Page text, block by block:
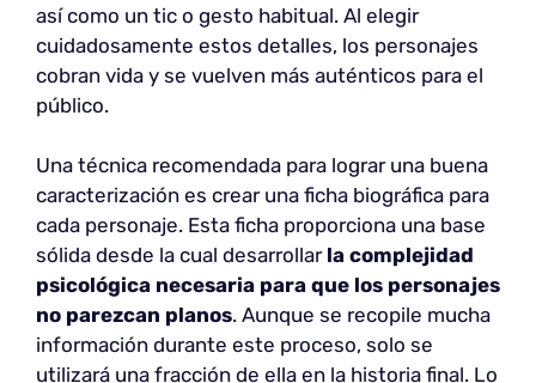
así como un tic o gesto habitual. Al elegir
cuidadosamente estos detalles, los personajes
cobran vida y se vuelven más auténticos para el
público.
Una técnica recomendada para lograr una buena
caracterización es crear una ficha biográfica para
cada personaje. Esta ficha proporciona una base
sólida desde la cual desarrollar la complejidad
psicológica necesaria para que los personajes
no parezcan planos. Aunque se recopile mucha
información durante este proceso, solo se
utilizará una fracción de ella en la historia final. Lo